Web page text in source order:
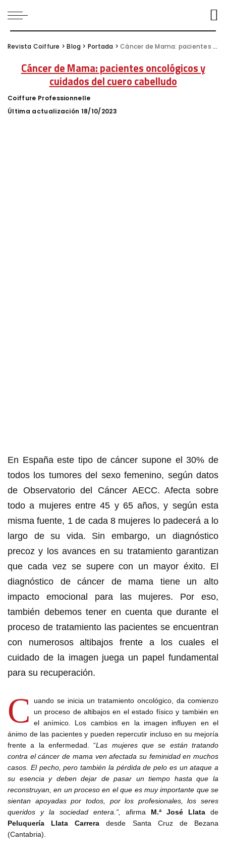
Revista Coiffure >Blog > Portada >Cáncer de Mama: pacientes oncológicos y cuidados del cuero cabelludo
Cáncer de Mama: pacientes oncológicos y
cuidados del cuero cabelludo
Posted
by
Coiffure Professionnelle
Última actualización 18/10/2023
En España este tipo de cáncer supone el 30% de
todos los tumores del sexo femenino, según datos
de Observatorio del Cáncer AECC. Afecta sobre
todo a mujeres entre 45 y 65 años, y según esta
misma fuente, 1 de cada 8 mujeres lo padecerá a lo
largo de su vida. Sin embargo, un diagnóstico
precoz y los avances en su tratamiento garantizan
que cada vez se supere con un mayor éxito. El
diagnóstico de cáncer de mama tiene un alto
impacto emocional para las mujeres. Por eso,
también debemos tener en cuenta que durante el
proceso de tratamiento las pacientes se encuentran
con numerosos altibajos frente a los cuales el
cuidado de la imagen juega un papel fundamental
para su recuperación.
C
uando se inicia un tratamiento oncológico, da comienzo
un proceso de altibajos en el estado físico y también en
el anímico. Los cambios en la imagen influyen en el
ánimo de las pacientes y pueden repercutir incluso en su mejoría
frente a la enfermedad. “Las mujeres que se están tratando
contra el cáncer de mama ven afectada su feminidad en muchos
casos. El pecho, pero también la pérdida de pelo es un ataque a
su esencia y deben dejar de pasar un tiempo hasta que la
reconstruyan, en un proceso en el que es muy importante que se
sientan apoyadas por todos, por los profesionales, los seres
queridos y la sociedad entera.”,
afirma M.ª José Llata de
Peluquería Llata Carreradesde Santa Cruz de Bezana
(Cantabria).